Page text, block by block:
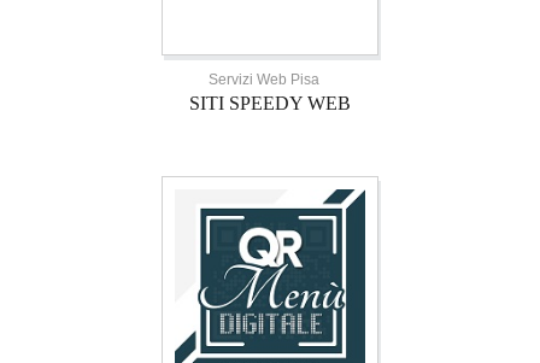
Servizi Web Pisa
SITI SPEEDY WEB